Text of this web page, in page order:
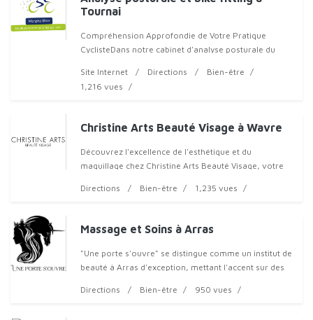
Tournai
Compréhension Approfondie de Votre Pratique
CyclisteDans notre cabinet d'analyse posturale du
Site Internet
Directions
Bien-être
1,216 vues
Christine Arts Beauté Visage à Wavre
Découvrez l'excellence de l'esthétique et du
maquillage chez Christine Arts Beauté Visage, votre
Directions Bien-être 1,235 vues
Massage et Soins à Arras
"Une porte s'ouvre" se distingue comme un institut de
beauté à Arras d'exception, mettant l'accent sur des
Directions
Bien-être 950 vues